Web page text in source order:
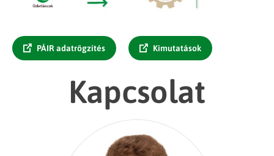
PÁIR adatrögzítés Kimutatások
Kapcsolat